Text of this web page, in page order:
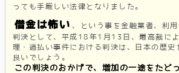
っても手厳しい法律となりました。
借金は怖い 、という事を金融業者、利
判決として、平成18年1月13日、最高裁に
理・過払い事件における判決は、日本の歴史
良いでしょう。
この判決のおかげで、増加の一途をたど